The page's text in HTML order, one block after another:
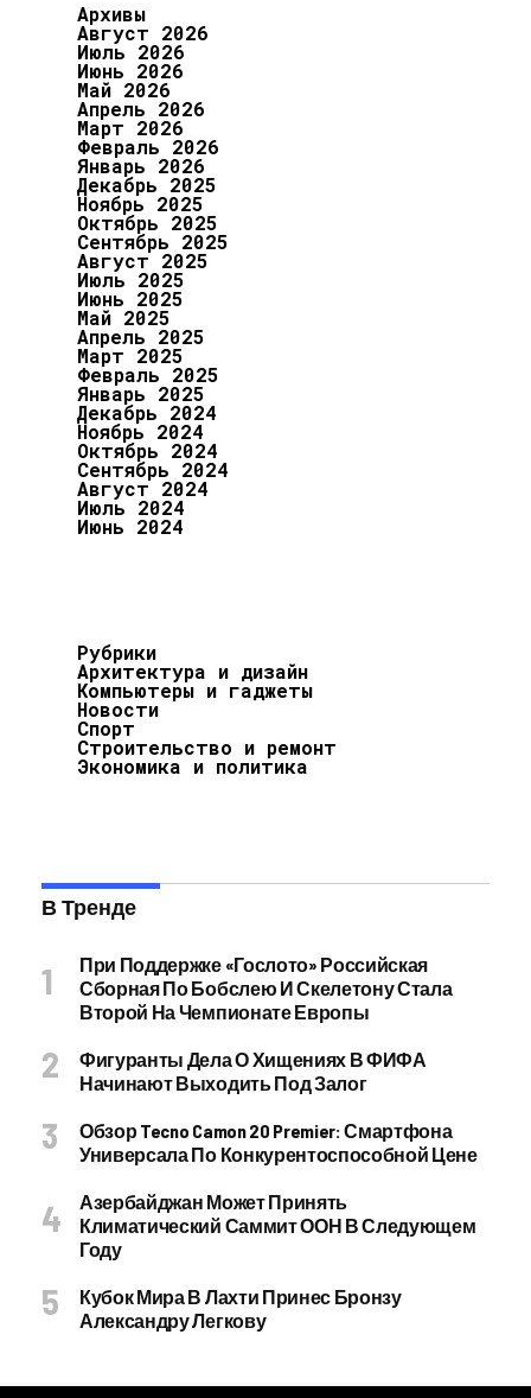
Архивы
Август 2026
Июль 2026
Июнь 2026
Май 2026
Апрель 2026
Март 2026
Февраль 2026
Январь 2026
Декабрь 2025
Ноябрь 2025
Октябрь 2025
Сентябрь 2025
Август 2025
Июль 2025
Июнь 2025
Май 2025
Апрель 2025
Март 2025
Февраль 2025
Январь 2025
Декабрь 2024
Ноябрь 2024
Октябрь 2024
Сентябрь 2024
Август 2024
Июль 2024
Июнь 2024
Рубрики
Архитектура и дизайн
Компьютеры и гаджеты
Новости
Спорт
Строительство и ремонт
Экономика и политика
В Тренде
При Поддержке «Гослото» Российская
Сборная По Бобслею И Скелетону Стала
Второй На Чемпионате Европы
Фигуранты Дела О Хищениях В ФИФА
Начинают Выходить Под Залог
Обзор Tecno Camon 20 Premier: Смартфона
Универсала По Конкурентоспособной Цене
Азербайджан Может Принять
Климатический Саммит ООН В Следующем
Году
Кубок Мира В Лахти Принес Бронзу
Александру Легкову